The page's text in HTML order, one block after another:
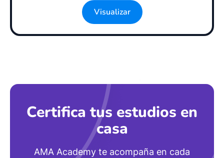
Visualizar
Certifica tus estudios en
casa
AMA Academy te acompaña en cada